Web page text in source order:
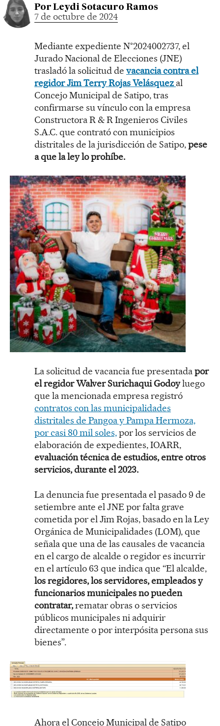
Por Leydi Sotacuro Ramos
7 de octubre de 2024
Mediante expediente N°2024002737, el
Jurado Nacional de Elecciones (JNE)
trasladó la solicitud de vacancia contra el
regidor Jim Terry Rojas Velásquez al
Concejo Municipal de Satipo, tras
confirmarse su vínculo con la empresa
Constructora R & R Ingenieros Civiles
S.A.C. que contrató con municipios
distritales de la jurisdicción de Satipo,pese
a que la ley lo prohíbe.
La solicitud de vacancia fue presentadapor
el regidor Walver Surichaqui Godoyluego
que la mencionada empresa registró
contratos con las municipalidades
distritales de Pangoa y Pampa Hermoza,
por casi 80 mil soles,por los servicios de
elaboración de expedientes, IOARR,
evaluación técnica de estudios, entre otros
servicios, durante el 2023.
La denuncia fue presentada el pasado 9 de
setiembre ante el JNE por falta grave
cometida por el Jim Rojas, basado en la Ley
Orgánica de Municipalidades (LOM), que
señala que una de las causales de vacancia
en el cargo de alcalde o regidor es incurrir
en el artículo 63 que indica que “El alcalde,
los regidores, los servidores, empleados y
funcionarios municipales no pueden
contratar,rematar obras o servicios
públicos municipales ni adquirir
directamente o por interpósita persona sus
bienes”.
Ahora el Concejo Municipal de Satipo